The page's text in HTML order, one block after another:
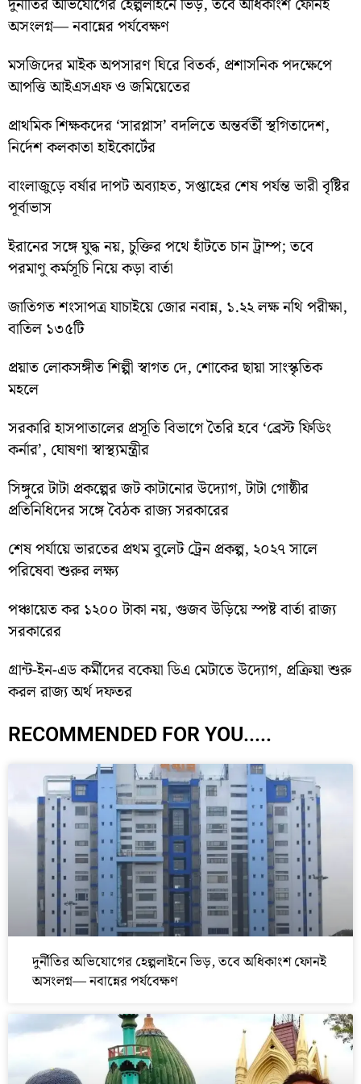
দুর্নীতির অভিযোগের হেল্পলাইনে ভিড়, তবে অধিকাংশ ফোনই
অসংলগ্ন— নবান্নের পর্যবেক্ষণ
মসজিদের মাইক অপসারণ ঘিরে বিতর্ক, প্রশাসনিক পদক্ষেপে
আপত্তি আইএসএফ ও জমিয়েতের
প্রাথমিক শিক্ষকদের ‘সারপ্লাস’ বদলিতে অন্তর্বর্তী স্থগিতাদেশ,
নির্দেশ কলকাতা হাইকোর্টের
বাংলাজুড়ে বর্ষার দাপট অব্যাহত, সপ্তাহের শেষ পর্যন্ত ভারী বৃষ্টির
পূর্বাভাস
ইরানের সঙ্গে যুদ্ধ নয়, চুক্তির পথে হাঁটতে চান ট্রাম্প; তবে
পরমাণু কর্মসূচি নিয়ে কড়া বার্তা
জাতিগত শংসাপত্র যাচাইয়ে জোর নবান্ন, ১.২২ লক্ষ নথি পরীক্ষা,
বাতিল ১৩৫টি
প্রয়াত লোকসঙ্গীত শিল্পী স্বাগত দে, শোকের ছায়া সাংস্কৃতিক
মহলে
সরকারি হাসপাতালের প্রসূতি বিভাগে তৈরি হবে ‘ব্রেস্ট ফিডিং
কর্নার’, ঘোষণা স্বাস্থ্যমন্ত্রীর
সিঙ্গুরে টাটা প্রকল্পের জট কাটানোর উদ্যোগ, টাটা গোষ্ঠীর
প্রতিনিধিদের সঙ্গে বৈঠক রাজ্য সরকারের
শেষ পর্যায়ে ভারতের প্রথম বুলেট ট্রেন প্রকল্প, ২০২৭ সালে
পরিষেবা শুরুর লক্ষ্য
পঞ্চায়েত কর ১২০০ টাকা নয়, গুজব উড়িয়ে স্পষ্ট বার্তা রাজ্য
সরকারের
গ্রান্ট-ইন-এড কর্মীদের বকেয়া ডিএ মেটাতে উদ্যোগ, প্রক্রিয়া শুরু
করল রাজ্য অর্থ দফতর
RECOMMENDED FOR YOU.....
দুর্নীতির অভিযোগের হেল্পলাইনে ভিড়, তবে অধিকাংশ ফোনই
অসংলগ্ন— নবান্নের পর্যবেক্ষণ